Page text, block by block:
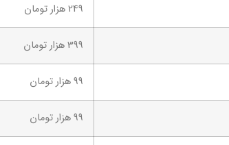
249 هزار تومان
399 هزار تومان
99 هزار تومان
99 هزار تومان